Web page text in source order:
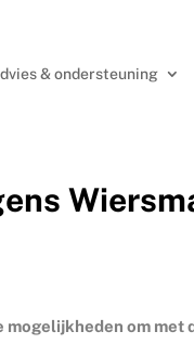
& ondersteuning
om met